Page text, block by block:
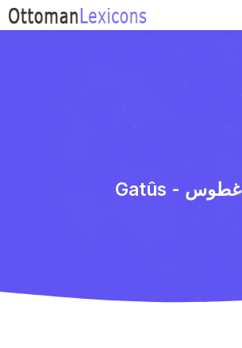
Gatûs - غطوس